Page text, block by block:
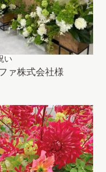
い
ァ株式会社様